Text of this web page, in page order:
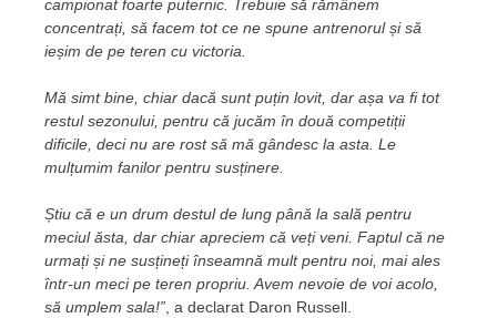
campionat foarte puternic. Trebuie să rămânem
concentrați, să facem tot ce ne spune antrenorul și să
ieșim de pe teren cu victoria.
Mă simt bine, chiar dacă sunt puțin lovit, dar așa va fi tot
restul sezonului, pentru că jucăm în două competiții
dificile, deci nu are rost să mă gândesc la asta. Le
mulțumim fanilor pentru susținere.
Știu că e un drum destul de lung până la sală pentru
meciul ăsta, dar chiar apreciem că veți veni. Faptul că ne
urmați și ne susțineți înseamnă mult pentru noi, mai ales
într-un meci pe teren propriu. Avem nevoie de voi acolo,
să umplem sala!” , a declarat Daron Russell.